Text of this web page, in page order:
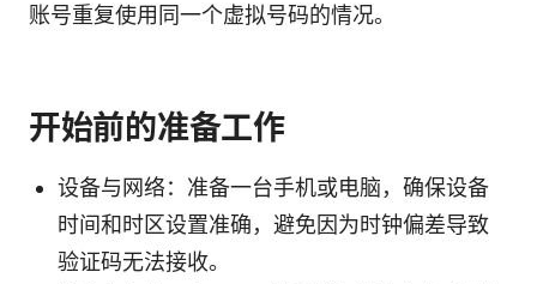
账号重复使用同一个虚拟号码的情况。
开始前的准备工作
设备与网络：准备一台手机或电脑，确保设备
时间和时区设置准确，避免因为时钟偏差导致
验证码无法接收。